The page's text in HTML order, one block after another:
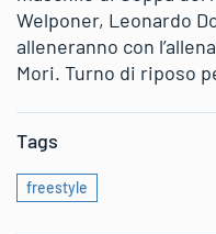
Welponer, Leonardo
alleneranno con
Mori. Turno di riposo
Tags
freestyle